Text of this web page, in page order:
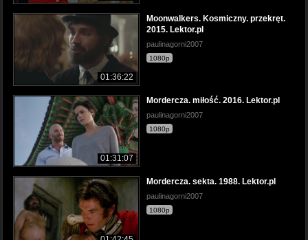
01:36:22
Moonwalkers. Kosmiczny. przekręt.
2015. Lektor.pl
paulinagorni2007
1080p
01:31:07
Mordercza. miłość. 2016. Lektor.pl
paulinagorni2007
1080p
Mordercza. sekta. 1988. Lektor.pl
paulinagorni2007
1080p